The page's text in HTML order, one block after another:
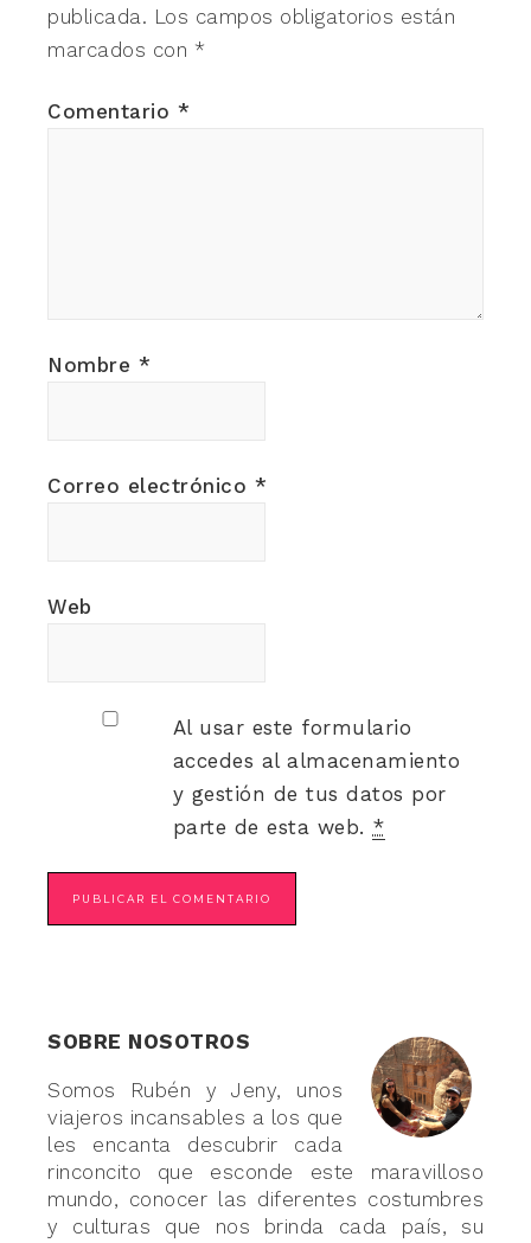
publicada. Los campos obligatorios están
marcados con *
Comentario *
Nombre *
Correo electrónico *
Web
Al usar este formulario
accedes al almacenamiento
y gestión de tus datos por
parte de esta web. *
SOBRE NOSOTROS
Somos Rubén y Jeny, unos
viajeros incansables a los que
les encanta descubrir cada
rinconcito que esconde este maravilloso
mundo, conocer las diferentes costumbres
y culturas que nos brinda cada país, su